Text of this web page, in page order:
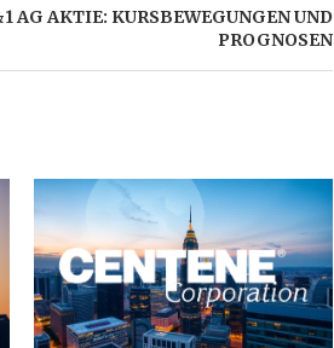
AG AKTIE: KURSBEWEGUNGEN UND
PROGNOSEN